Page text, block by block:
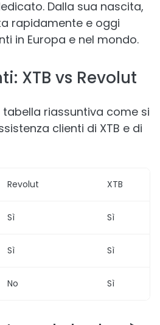
Dalla sua nascita,
rapidamente e oggi
in Europa e nel mondo.
XTB vs Revolut
riassuntiva come si
clienti di XTB e di
Revolut XTB
Sì Sì
Sì Sì
No Sì